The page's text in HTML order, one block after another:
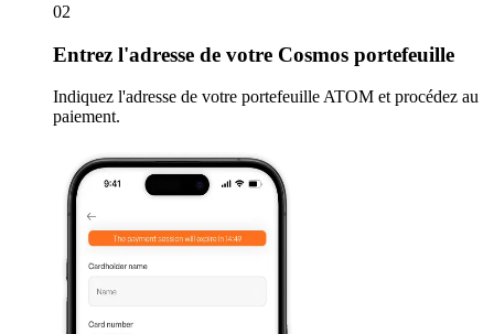
02
Entrez l'adresse de votre Cosmos portefeuille
Indiquez l'adresse de votre portefeuille ATOM et procédez au
paiement.